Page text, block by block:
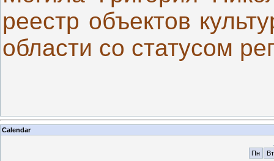
реестр объектов
области со статусом
Calendar
Пн
Вт